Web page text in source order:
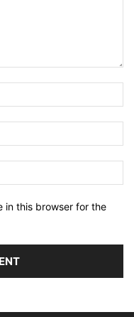
in this browser for the